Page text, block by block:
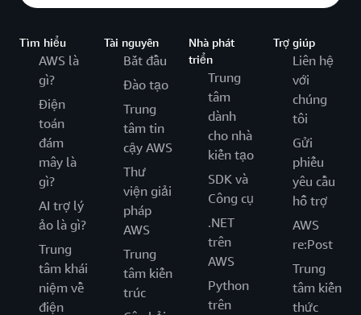
Tìm hiểu
AWS là
gì?
Điện
toán
đám
mây là
gì?
AI trợ lý
ảo là gì?
Trung
tâm khái
niệm về
điện
Tài nguyên
Bắt đầu
Đào tạo
Trung
tâm tin
cậy AWS
Thư
viện giải
pháp
AWS
Trung
tâm kiến
trúc
Nhà phát
triển
Trung
tâm
dành
cho nhà
kiến tạo
SDK và
Công cụ
.NET
trên
AWS
Python
trên
Trợ giúp
Liên hệ
với
chúng
tôi
Gửi
phiếu
yêu cầu
hỗ trợ
AWS
re:Post
Trung
tâm kiến
thức